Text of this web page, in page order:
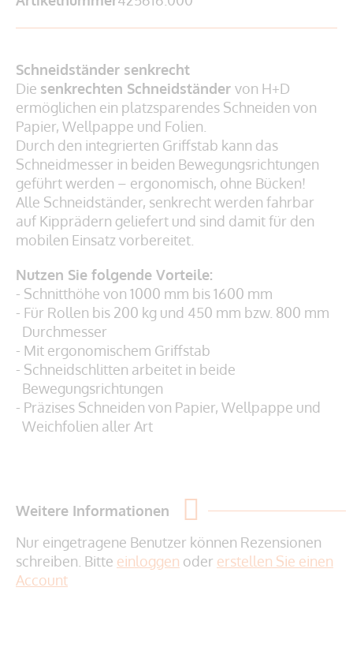
Schneidständer senkrecht
Die senkrechten Schneidständer von H+D
ermöglichen ein platzsparendes Schneiden von
Papier, Wellpappe und Folien.
Durch den integrierten Griffstab kann das
Schneidmesser in beiden Bewegungsrichtungen
geführt werden – ergonomisch, ohne Bücken!
Alle Schneidständer, senkrecht werden fahrbar
auf Kipprädern geliefert und sind damit für den
mobilen Einsatz vorbereitet.
Nutzen Sie folgende Vorteile:
- Schnitthöhe von 1000 mm bis 1600 mm
- Für Rollen bis 200 kg und 450 mm bzw. 800 mm
Durchmesser
- Mit ergonomischem Griffstab
- Schneidschlitten arbeitet in beide
Bewegungsrichtungen
- Präzises Schneiden von Papier, Wellpappe und
Weichfolien aller Art
Weitere Informationen
Nur eingetragene Benutzer können Rezensionen
schreiben. Bitte einloggen oder erstellen Sie einen
Account